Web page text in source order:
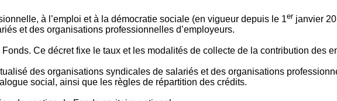
à l’emploi et à la démocratie sociale (en vigueur depuis le 1er janvier
et des organisations professionnelles d’employeurs.
Ce décret fixe le taux et les modalités de collecte de la contribution des
des organisations syndicales de salariés et des organisations
social, ainsi que les règles de répartition des crédits.